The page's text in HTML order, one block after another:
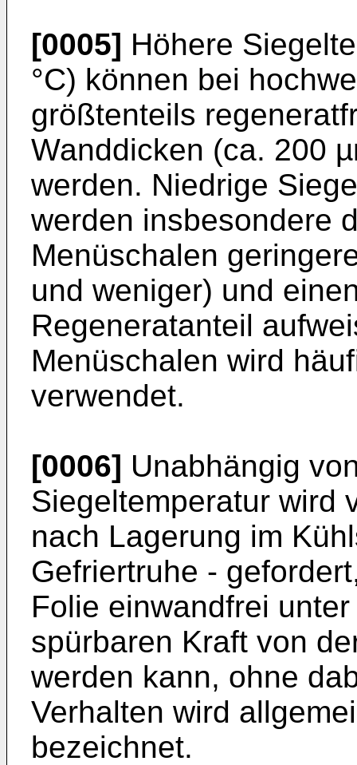
[0005] Höhere
°C) können bei
größtenteils
Wanddicken (ca. 200
werden. Niedrige
werden insbesondere
Menüschalen
und weniger) und
Regeneratanteil
Menüschalen wird
verwendet.
[0006] Unabhängig
Siegeltemperatur wird
nach Lagerung im
Gefriertruhe -
Folie einwandfrei
spürbaren Kraft von
werden kann, ohne
Verhalten wird
bezeichnet.